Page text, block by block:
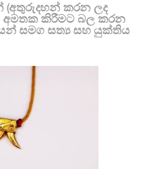
කරන ලද
කිරීමට බල කරන
සමග සත්‍ය සහ යුක්තිය